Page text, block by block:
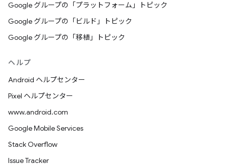
Google グループの「プラットフォーム」トピック
Google グループの「ビルド」トピック
Google グループの「移植」トピック
ヘルプ
Android ヘルプセンター
Pixel ヘルプセンター
www.android.com
Google Mobile Services
Stack Overflow
Issue Tracker